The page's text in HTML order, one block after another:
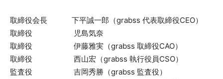
取締役会長 下平誠一郎（grabss 代表取締役CEO）
取締役 児島気奈
取締役 伊藤雅実（grabss 取締役CAO）
取締役 西山宏（grabss 執行役員CSO）
監査役 吉岡秀勝（grabss 監査役）